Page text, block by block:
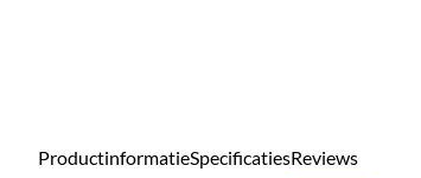
ProductinformatieSpecificatiesReviews